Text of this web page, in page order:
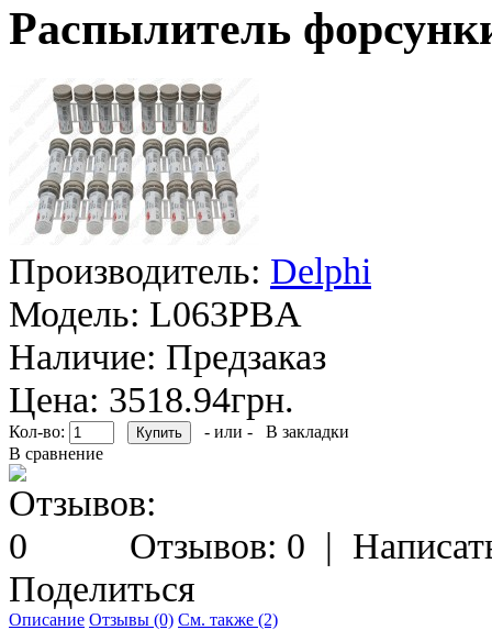
Распылитель
Производитель: Delphi
Модель: L063PBA
Наличие: Предзаказ
Цена: 3518.94грн.
Кол-во: - или -
В закладки
В сравнение
Отзывов: 0 |
Поделиться
Описание Отзывы (0) См. также (2)